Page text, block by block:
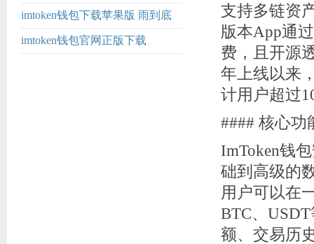
imtoken钱包下载苹果版 雨到底
下多大？什么原因导致的？还要
下多久？三问河南
imtoken钱包官网正版下载
支持多链资
版本App通
费，且开源
年上线以来
计用户超过
#### 核心功
ImToken钱
础到高级的
用户可以在
BTC、
额、交易历